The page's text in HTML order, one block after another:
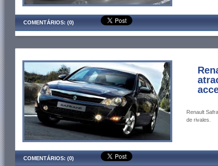
COMENTÁRIOS: (0)
Renault
de rivales.
COMENTÁRIOS: (0)